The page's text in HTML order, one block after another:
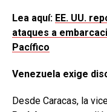
Lea aquí: EE. UU.
ataques a
Pacífico
Venezuela exige
Desde Caracas, la